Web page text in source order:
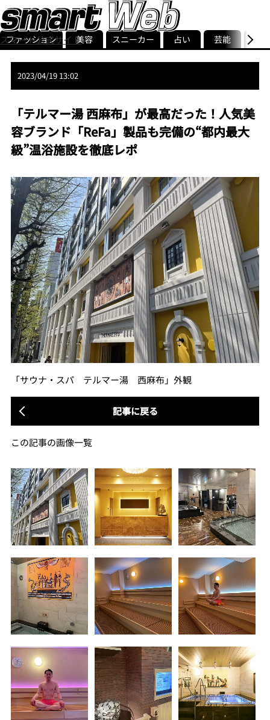
スマート公式サイト
smart最新号
記事一覧ランキング
ストリ
ファッション 美容 スニーカー 占い 芸能 グル
2023/04/19 13:02
「テルマー湯 西麻布」が最高だった！人気美
容ブランド「ReFa」製品も完備の“都内最大
級”温浴施設を徹底レポ
「サウナ・スパ テルマー湯 西麻布」外観
記事に戻る
この記事の画像一覧